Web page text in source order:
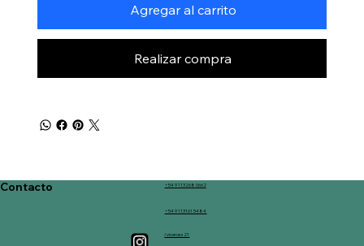
Agregar al carrito
Realizar compra
+54 9 113268 0662
+54 9 113161 5484
/viveross21
Contacto